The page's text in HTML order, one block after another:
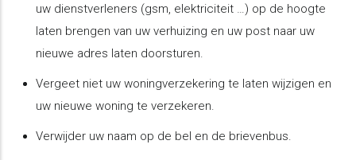
uw dienstverleners (gsm, elektriciteit …) op de hoogte
laten brengen van uw verhuizing en uw post naar uw
nieuwe adres laten doorsturen.
Vergeet niet uw woningverzekering te laten wijzigen en
uw nieuwe woning te verzekeren.
Verwijder uw naam op de bel en de brievenbus.